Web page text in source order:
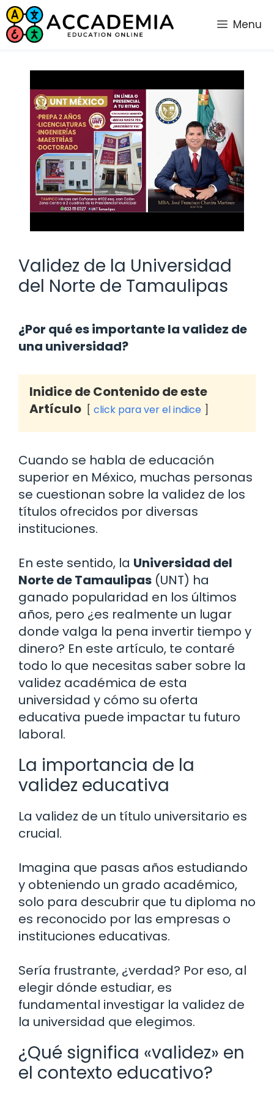
Saltar
al
contenido
Menu
Validez de la Universidad
del Norte de Tamaulipas
¿Por qué es importante la validez de
una universidad?
Inidice de Contenido de este
Artículo
click para ver el indice
Cuando se habla de educación
superior en México, muchas personas
se cuestionan sobre la validez de los
títulos ofrecidos por diversas
instituciones.
En este sentido, la Universidad del
Norte de Tamaulipas (UNT) ha
ganado popularidad en los últimos
años, pero ¿es realmente un lugar
donde valga la pena invertir tiempo y
dinero? En este artículo, te contaré
todo lo que necesitas saber sobre la
validez académica de esta
universidad y cómo su oferta
educativa puede impactar tu futuro
laboral.
La importancia de la
validez educativa
La validez de un título universitario es
crucial.
Imagina que pasas años estudiando
y obteniendo un grado académico,
solo para descubrir que tu diploma no
es reconocido por las empresas o
instituciones educativas.
Sería frustrante, ¿verdad? Por eso, al
elegir dónde estudiar, es
fundamental investigar la validez de
la universidad que elegimos.
¿Qué significa «validez» en
el contexto educativo?